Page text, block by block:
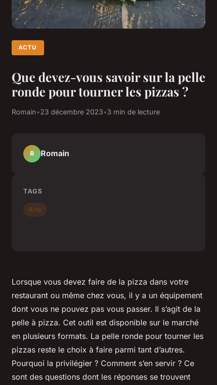
ACTU
Que devez-vous savoir sur la pelle
ronde pour tourner les pizzas ?
Romain•23 décembre 2023•3 min de lecture
Lorsque vous devez faire de la pizza dans votre
restaurant ou même chez vous, il y a un équipement
dont vous ne pouvez pas vous passer. Il s’agit de la
pelle à pizza. Cet outil est disponible sur le marché
en plusieurs formats. La pelle ronde pour tourner les
pizzas reste le choix à faire parmi tant d’autres.
Pourquoi la privilégier ? Comment s’en servir ? Ce
sont des questions dont les réponses se trouvent
R Romain
TAGS
Actu